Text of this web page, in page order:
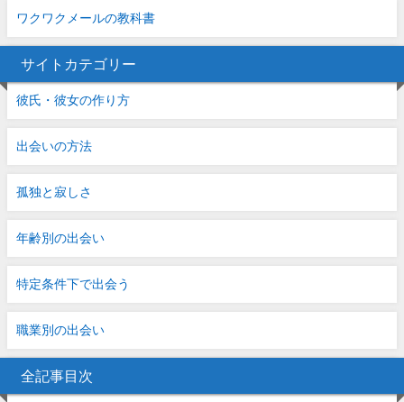
ワクワクメールの教科書
サイトカテゴリー
彼氏・彼女の作り方
出会いの方法
孤独と寂しさ
年齢別の出会い
特定条件下で出会う
職業別の出会い
全記事目次